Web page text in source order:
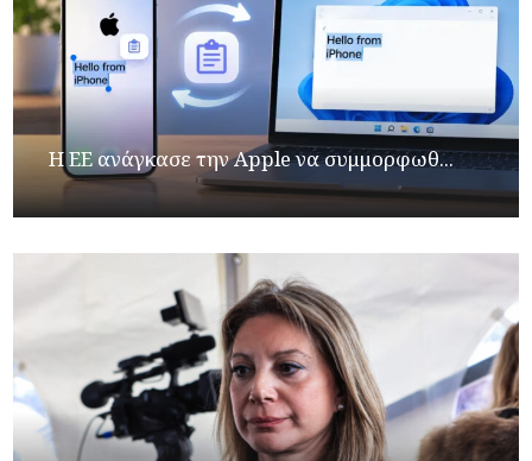
H ΕΕ ανάγκασε την Apple να συμμορφωθ...